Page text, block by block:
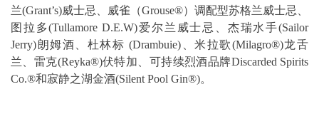
兰(Grant’s)威士忌、威雀（Grouse®）调配型苏格兰威士忌、
图拉多(Tullamore D.E.W)爱尔兰威士忌、杰瑞水手(Sailor
Jerry)朗姆酒、杜林标 (Drambuie)、米拉歌(Milagro®)龙舌
兰、雷克(Reyka®)伏特加、可持续烈酒品牌Discarded Spirits
Co.®和寂静之湖金酒(Silent Pool Gin®)。